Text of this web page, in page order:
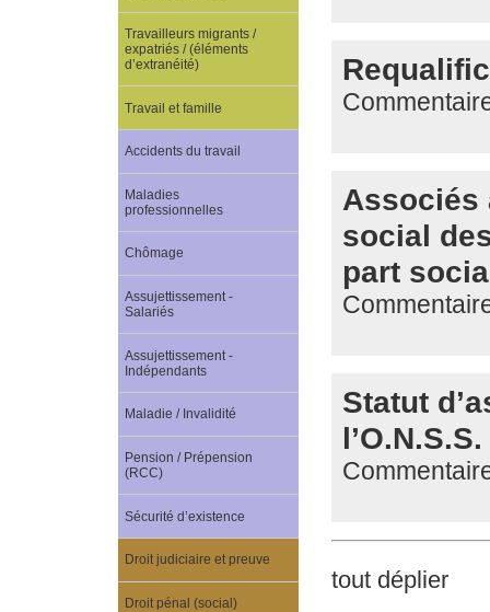
Associés
social
part
Statut
l’O.N.S.S.
tout déplier
Travailleurs migrants /
expatriés / (éléments
d’extranéité)
Travail et famille
Accidents du travail
Maladies
professionnelles
Chômage
Assujettissement -
Salariés
Assujettissement -
Indépendants
Maladie / Invalidité
Pension / Prépension
(RCC)
Sécurité d’existence
Droit judiciaire et preuve
Droit pénal (social)